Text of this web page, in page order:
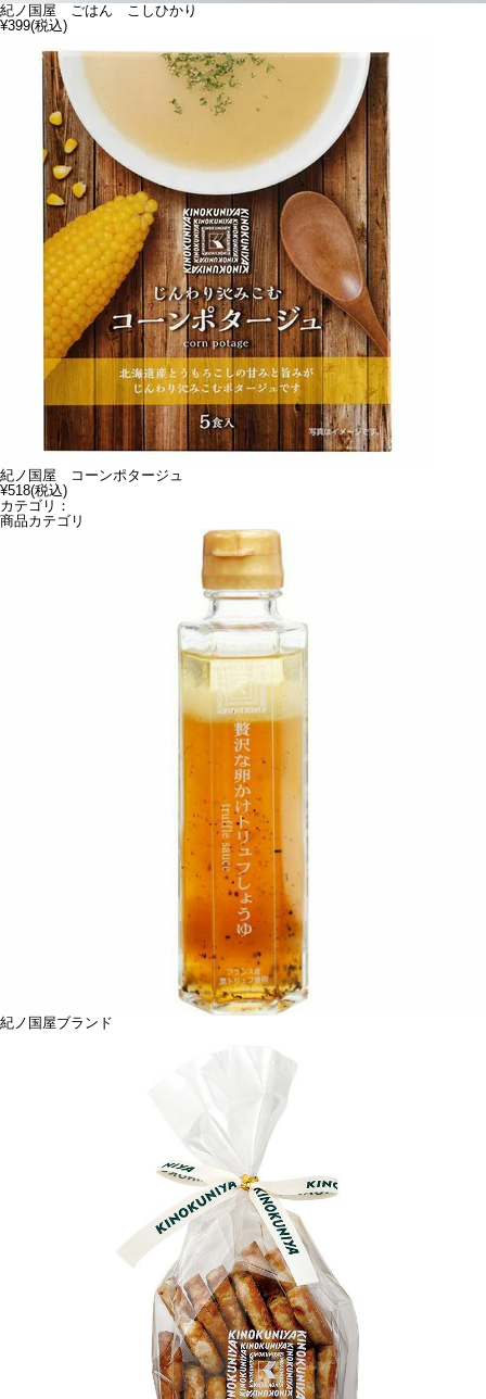
紀ノ国屋 ごはん こしひかり
¥399(税込)
紀ノ国屋 コーンポタージュ
¥518(税込)
カテゴリ：
商品カテゴリ
紀ノ国屋ブランド